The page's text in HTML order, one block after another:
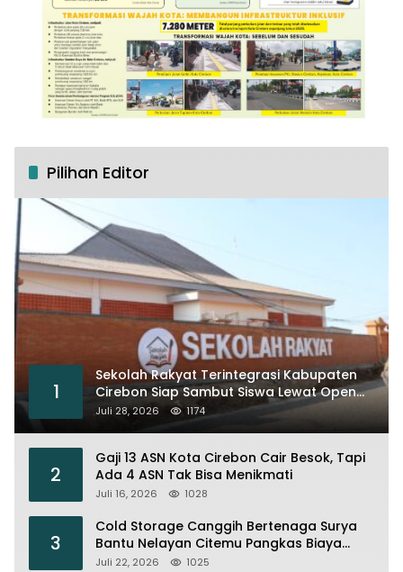
Pilihan Editor
1
Sekolah Rakyat Terintegrasi Kabupaten
Cirebon Siap Sambut Siswa Lewat Open
House dan MPLS
Juli 28, 2026 1174
2
Gaji 13 ASN Kota Cirebon Cair Besok, Tapi
Ada 4 ASN Tak Bisa Menikmati
Juli 16, 2026 1028
3
Cold Storage Canggih Bertenaga Surya
Bantu Nelayan Citemu Pangkas Biaya
Operasional
Juli 22, 2026 1025